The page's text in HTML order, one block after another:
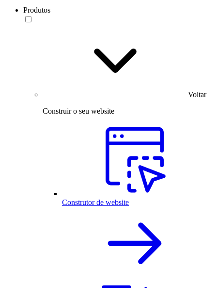
Produtos
Voltar
Construir o seu website
Construtor de website